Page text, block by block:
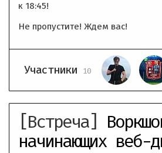
к 18:45!
Не пропустите! Ждем вас!
Участники 10
[Встреча]
начинающих веб-